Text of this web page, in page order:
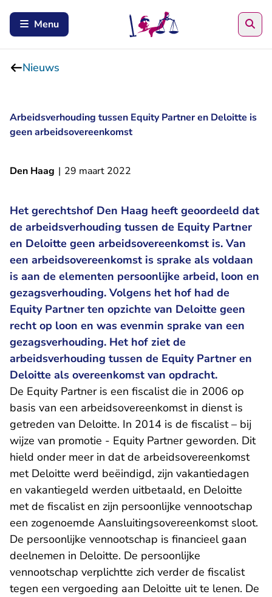
Menu
Nieuws
Arbeidsverhouding tussen Equity Partner en Deloitte is
geen arbeidsovereenkomst
Den Haag | 29 maart 2022
Het gerechtshof Den Haag heeft geoordeeld dat
de arbeidsverhouding tussen de Equity Partner
en Deloitte geen arbeidsovereenkomst is. Van
een arbeidsovereenkomst is sprake als voldaan
is aan de elementen persoonlijke arbeid, loon en
gezagsverhouding. Volgens het hof had de
Equity Partner ten opzichte van Deloitte geen
recht op loon en was evenmin sprake van een
gezagsverhouding. Het hof ziet de
arbeidsverhouding tussen de Equity Partner en
Deloitte als overeenkomst van opdracht.
De Equity Partner is een fiscalist die in 2006 op
basis van een arbeidsovereenkomst in dienst is
getreden van Deloitte. In 2014 is de fiscalist – bij
wijze van promotie - Equity Partner geworden. Dit
hield onder meer in dat de arbeidsovereenkomst
met Deloitte werd beëindigd, zijn vakantiedagen
en vakantiegeld werden uitbetaald, en Deloitte
met de fiscalist en zijn persoonlijke vennootschap
een zogenoemde Aansluitingsovereenkomst sloot.
De persoonlijke vennootschap is financieel gaan
deelnemen in Deloitte. De persoonlijke
vennootschap verplichtte zich verder de fiscalist
tegen een vergoeding aan Deloitte uit te lenen. De